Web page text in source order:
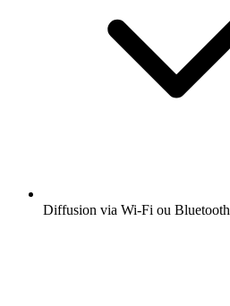
Diffusion via Wi-Fi ou Bluetooth